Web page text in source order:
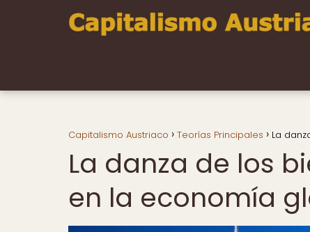
Capitalismo Austriaco Teorías Principales La
La danza de los
en la economía